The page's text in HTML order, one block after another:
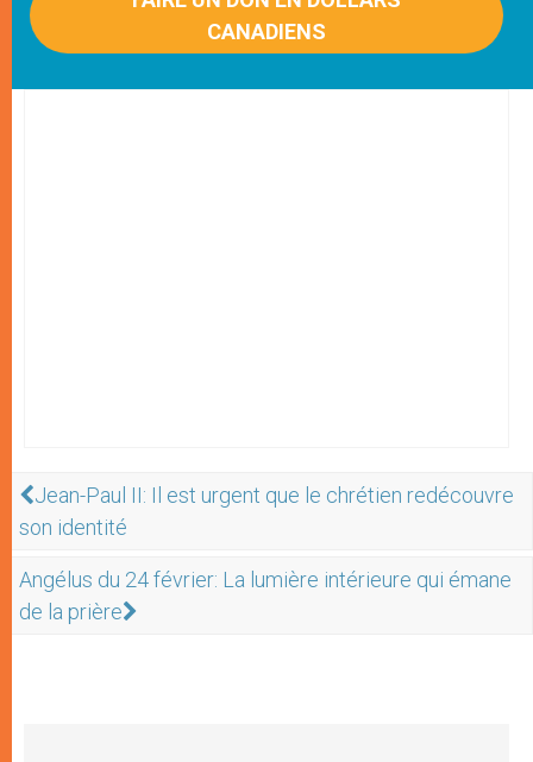
CANADIENS
Jean-Paul II: Il est urgent que le chrétien redécouvre
son identité
Angélus du 24 février: La lumière intérieure qui émane
de la prière